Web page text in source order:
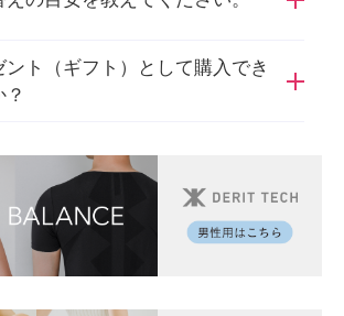
はじめ劣化がある場合、買い替えをお
縮や劣化がみえた時のほか、期間とし
2年をご案内しております。
ント（ギフト）として購入でき
？
司・同僚の方へのプレゼントにもおすす